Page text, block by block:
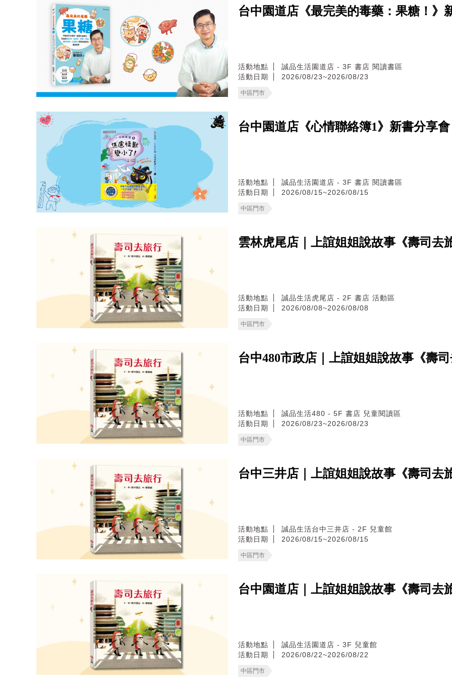
台中園道店《最完美的毒藥：果糖！》
活動地點
誠品生活園道店 - 3F 書店 閱讀書區
活動日期
2026/08/23~2026/08/23
中區門市
台中園道店《心情聯絡簿1》新書分享會
活動地點
誠品生活園道店 - 3F 書店 閱讀書區
活動日期
2026/08/15~2026/08/15
中區門市
雲林虎尾店｜上誼姐姐說故事《壽司去
活動地點
誠品生活虎尾店 - 2F 書店 活動區
活動日期
2026/08/08~2026/08/08
中區門市
台中480市政店｜上誼姐姐說故事《壽司
活動地點
誠品生活480 - 5F 書店 兒童閱讀區
活動日期
2026/08/23~2026/08/23
中區門市
台中三井店｜上誼姐姐說故事《壽司去
活動地點
誠品生活台中三井店 - 2F 兒童館
活動日期
2026/08/15~2026/08/15
中區門市
台中園道店｜上誼姐姐說故事《壽司去
活動地點
誠品生活園道店 - 3F 兒童館
活動日期
2026/08/22~2026/08/22
中區門市